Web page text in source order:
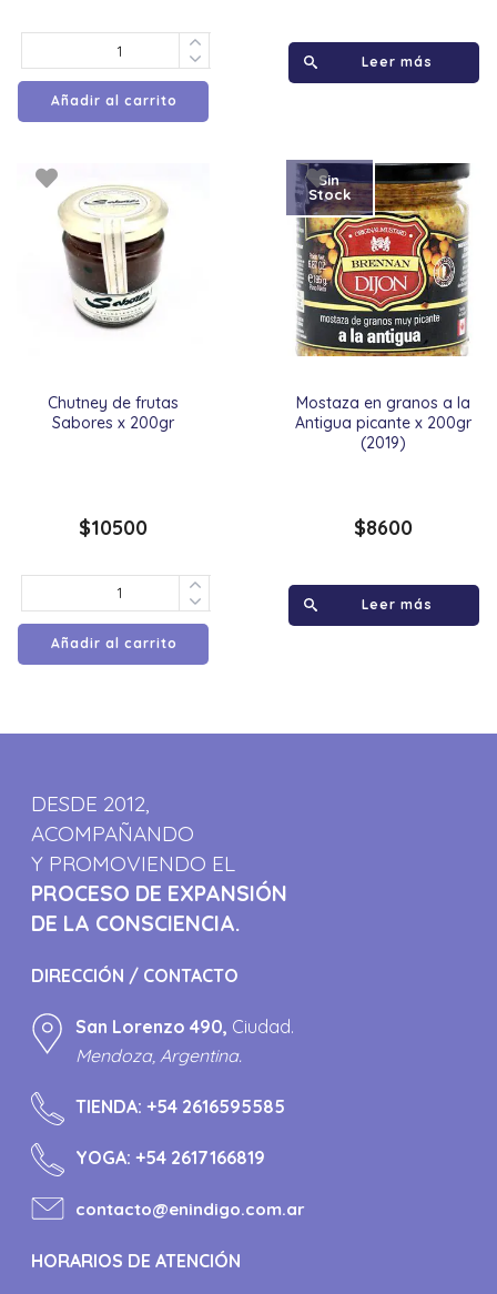
Añadir al carrito
Leer más
Chutney de frutas
Sabores x 200gr
$10500
Añadir al carrito
Mostaza en granos a la
Antigua picante x 200gr
(2019)
Sin
Stock
$8600
Leer más
DESDE 2012,
ACOMPAÑANDO
Y PROMOVIENDO EL
PROCESO DE EXPANSIÓN
DE LA CONSCIENCIA.
DIRECCIÓN / CONTACTO
San Lorenzo 490, Ciudad.
Mendoza, Argentina.
TIENDA:+54 2616595585
YOGA:+54 2617166819
contacto@enindigo.com.ar
HORARIOS DE ATENCIÓN